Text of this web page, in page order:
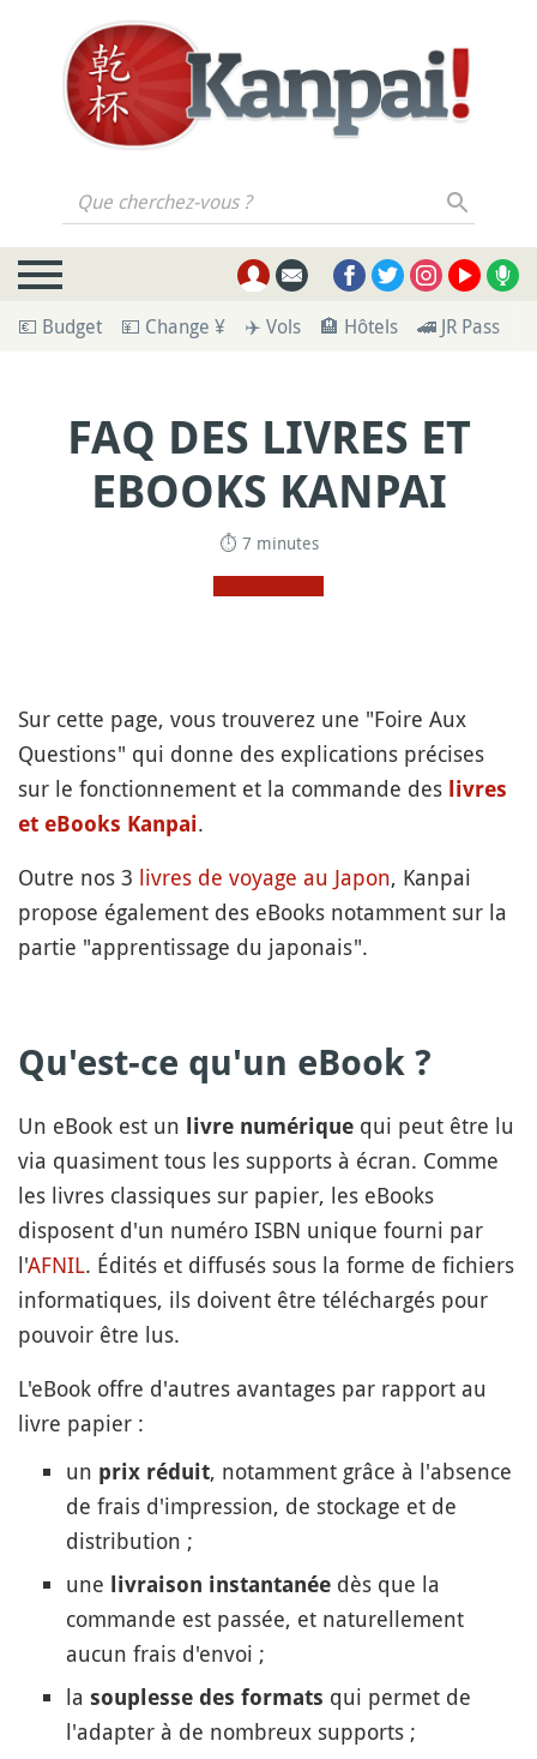
Que cherchez-vous ?
💶 Budget 💴 Change ¥ ✈️ Vols 🏨 Hôtels 🚄 JR Pass
FAQ DES LIVRES ET
EBOOKS KANPAI
⏱ 7 minutes
Sur cette page, vous trouverez une "Foire Aux
Questions" qui donne des explications précises
sur le fonctionnement et la commande des livres
et eBooks Kanpai.
Outre nos 3 livres de voyage au Japon, Kanpai
propose également des eBooks notamment sur la
partie "apprentissage du japonais".
Qu'est-ce qu'un eBook ?
Un eBook est un livre numérique qui peut être lu
via quasiment tous les supports à écran. Comme
les livres classiques sur papier, les eBooks
disposent d'un numéro ISBN unique fourni par
l'AFNIL. Édités et diffusés sous la forme de fichiers
informatiques, ils doivent être téléchargés pour
pouvoir être lus.
L'eBook offre d'autres avantages par rapport au
livre papier :
un prix réduit, notamment grâce à l'absence
de frais d'impression, de stockage et de
distribution ;
une
livraison instantanée dès que la
commande est passée, et naturellement
aucun frais d'envoi ;
la souplesse des formats qui permet de
l'adapter à de nombreux supports ;